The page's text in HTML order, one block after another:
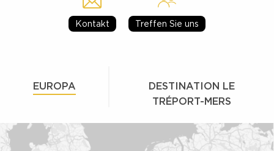
Kontakt Treffen Sie uns
EUROPA
DESTINATION LE
TRÉPORT-MERS